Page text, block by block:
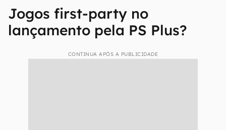
Jogos first-party no
lançamento pela PS Plus?
CONTINUA APÓS A PUBLICIDADE